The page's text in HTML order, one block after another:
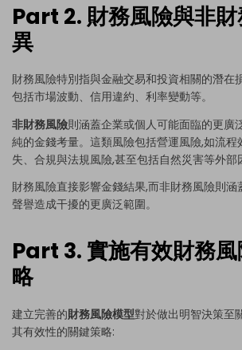
Part 2. 財務風險與非
異
財務風險特別指與金融交易和投資相關的潛在
包括市場波動、信用違約、利率變動等。
非財務風險則涵蓋企業或個人可能面臨的更廣
純的金錢考量。這類風險包括營運風險,如流
失、合規與法規風險,甚至包括自然災害等外部
財務風險直接影響金錢結果,而非財務風險則
聲譽造成干擾的更廣泛範圍。
Part 3. 實施有效財務
略
建立完善的財務風險模型對於做出明智決策至
其有效性的關鍵策略: